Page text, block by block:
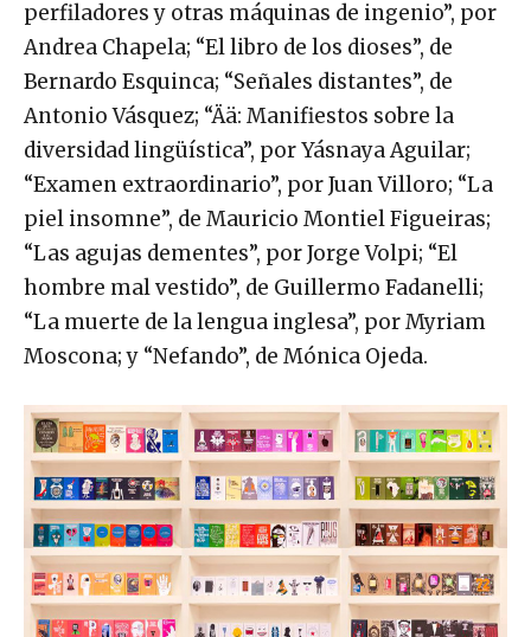
perfiladores y otras máquinas de ingenio”, por
Andrea Chapela; “El libro de los dioses”, de
Bernardo Esquinca; “Señales distantes”, de
Antonio Vásquez; “Ää: Manifiestos sobre la
diversidad lingüística”, por Yásnaya Aguilar;
“Examen extraordinario”, por Juan Villoro; “La
piel insomne”, de Mauricio Montiel Figueiras;
“Las agujas dementes”, por Jorge Volpi; “El
hombre mal vestido”, de Guillermo Fadanelli;
“La muerte de la lengua inglesa”, por Myriam
Moscona; y “Nefando”, de Mónica Ojeda.